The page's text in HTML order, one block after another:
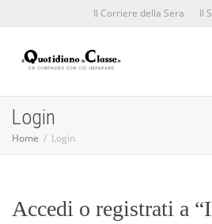
Il Corriere della Sera Il
Login
Home Login
Accedi o registrati a